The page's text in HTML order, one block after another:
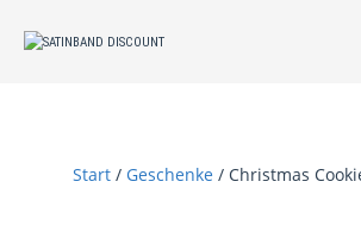
Start/ Geschenke/ Christmas